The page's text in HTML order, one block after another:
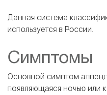
Данная система
используется в России.
Симптомы
Основной симптом
появляющаяся ночью или